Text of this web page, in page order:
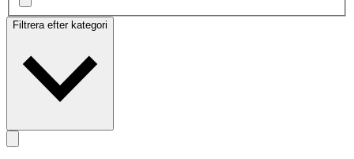
Filtrera efter kategori